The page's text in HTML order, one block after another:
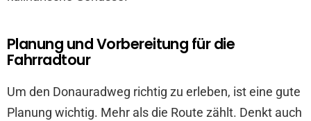
Planung und Vorbereitung für die
Fahrradtour
Um den Donauradweg richtig zu erleben, ist eine gute
Planung wichtig. Mehr als die Route zählt. Denkt auch